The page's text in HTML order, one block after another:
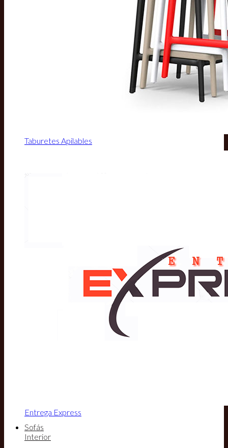
Taburetes Apilables
Entrega Express
Sofás
Interior